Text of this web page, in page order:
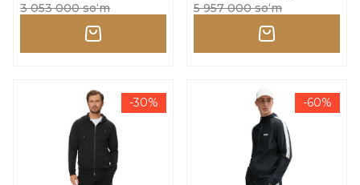
3 053 000 soʻm 5 957 000 soʻm
-30% -60%